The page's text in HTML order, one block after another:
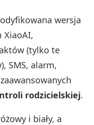
wersja
XiaoAI,
(tylko te
SMS, alarm,
rodzicielskiej.
i biały, a